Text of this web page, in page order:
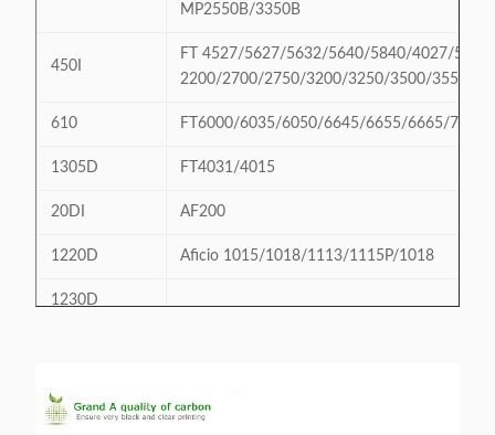
MP2550B/3350B
450I
FT 4527/5627/5632/5640/5840/4027/
2200/2700/2750/3200/3250/3500/3550
610 FT6000/6035/6050/6645/6655/6665/
1305D FT4031/4015
20DI AF200
1220D Aficio 1015/1018/1113/1115P/1018
1230D